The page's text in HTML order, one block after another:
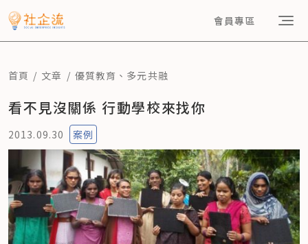
會員專區
首頁 文章 優質教育 、 多元共融
看不見沒關係 行動學校來找你
2013.09.30 案例